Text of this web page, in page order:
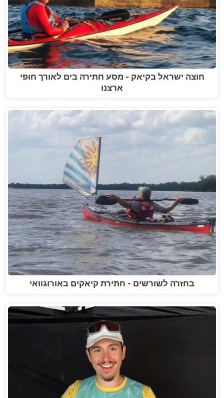
חוצה ישראל בקיאק - מסע חתירה בים לאורך חופי
ארצנו
בחזרה לשורשים - חתירת קיאקים באורוגוואי